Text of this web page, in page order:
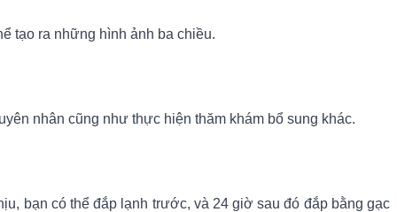
tạo ra những hình ảnh ba chiều.
nhân cũng như thực hiện thăm khám bổ sung khác.
bạn có thể đắp lạnh trước, và 24 giờ sau đó đắp bằng gạc